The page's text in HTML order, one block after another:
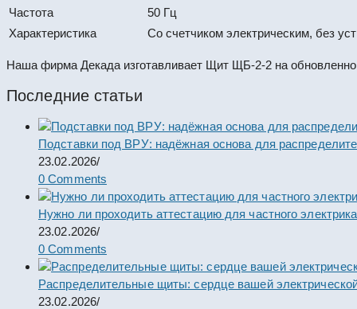
Частота
50 Гц
Характеристика
Со счетчиком электрическим, без
Наша фирма Декада изготавливает Щит ЩБ-2-2 на
Последние статьи
Подставки под ВРУ: надёжная основа для
23.02.2026/
0 Comments
Нужно ли проходить аттестацию для частного
23.02.2026/
0 Comments
Распределительные щиты: сердце вашей
23.02.2026/